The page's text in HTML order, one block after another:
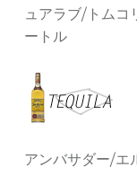
ュアラブ/トム
ートル
アンバサダー/エ